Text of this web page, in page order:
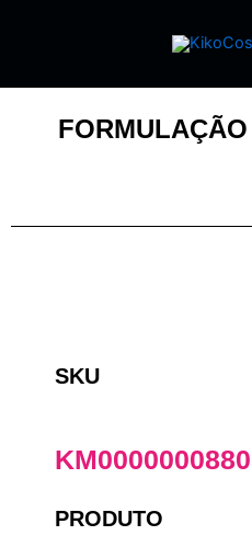
SKU
PRODUTO